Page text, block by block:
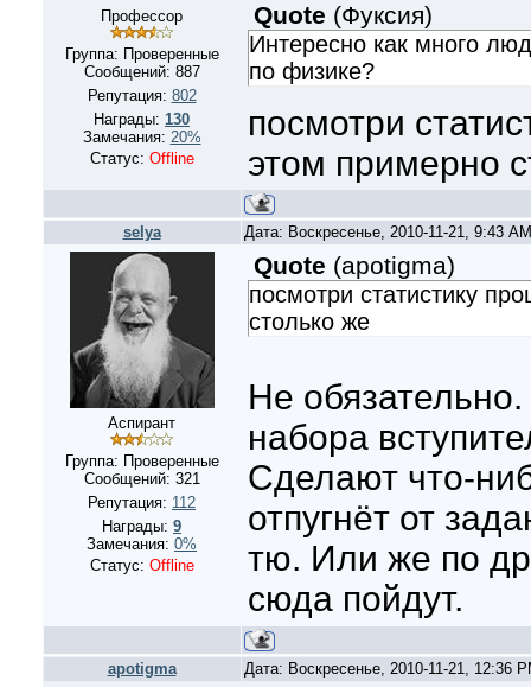
Профессор
Группа: Проверенные
Сообщений: 887
Репутация: 802
Награды: 130
Замечания: 20%
Статус: Offline
Quote (Фуксия)
Интересно как много
по физике?
посмотри
этом примерно
selya Дата: Воскресенье, 2010-11-21, 9:43
Аспирант
Группа: Проверенные
Сообщений: 321
Репутация: 112
Награды: 9
Замечания: 0%
Статус: Offline
Quote (apotigma)
посмотри статистику
столько же
Не обязательно.
набора
Сделают что-
отпугнёт от
тю. Или же по
сюда пойдут.
apotigma
Дата: Воскресенье, 2010-11-21, 12:36